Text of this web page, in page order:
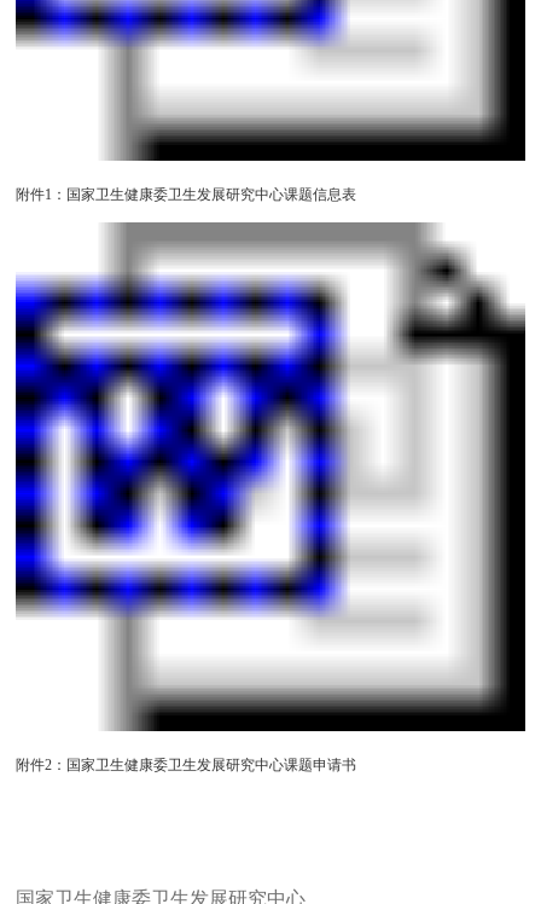
附件1：国家卫生健康委卫生发展研究中心课题信息表
附件2：国家卫生健康委卫生发展研究中心课题申请书
国家卫生健康委卫生发展研究中心